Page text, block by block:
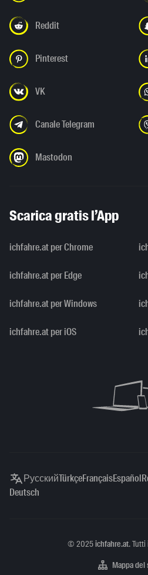
Reddit
Pinterest
VK
Canale Telegram
Mastodon
Scarica gratis l’App
ichfahre.at per Chrome
ichfahre.at per Edge
ichfahre.at per Windows
ichfahre.at per iOS
РусскийTürkçeFrançaisEspañol
Deutsch
© 2025ichfahre.at.
Mappa del